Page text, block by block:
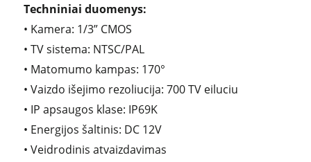
Techniniai duomenys:
• Kamera: 1/3” CMOS
• TV sistema: NTSC/PAL
• Matomumo kampas: 170°
• Vaizdo išejimo rezoliucija: 700 TV eiluciu
• IP apsaugos klase: IP69K
• Energijos šaltinis: DC 12V
• Veidrodinis atvaizdavimas